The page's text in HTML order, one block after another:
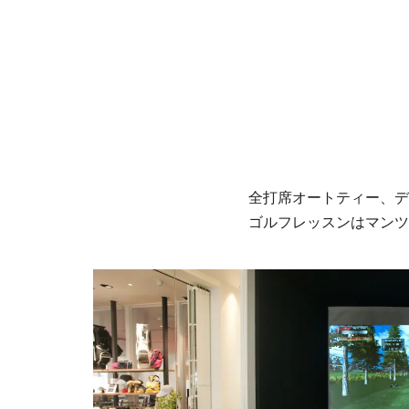
全打席オートティー、
ゴルフレッスンはマン